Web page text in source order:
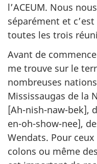
l’ACEUM. Nous
séparément et
toutes les trois
Avant de
me trouve sur le
nombreuses
Mississaugas de la
[Ah-nish-naw-bek],
en-oh-show-nee],
Wendats. Pour
colons ou même